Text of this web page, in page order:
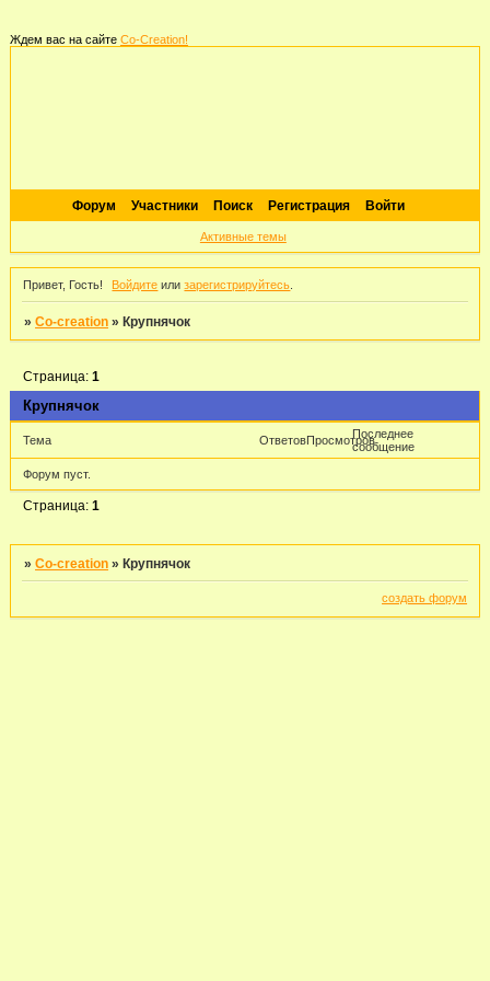
Ждем вас на сайте Co-Creation!
Форум Участники Поиск Регистрация Войти
Активные темы
Привет, Гость! Войдите илизарегистрируйтесь
»Co-creation »Крупнячок
Крупнячок
Страница:1
Тема ОтветовПросмотровПоследнее
сообщение
Форум пуст.
Страница:1
»Co-creation »Крупнячок
создать форум